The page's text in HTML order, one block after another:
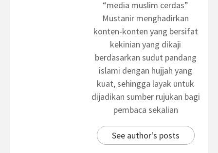
“media muslim cerdas”
Mustanir menghadirkan
konten-konten yang bersifat
kekinian yang dikaji
berdasarkan sudut pandang
islami dengan hujjah yang
kuat, sehingga layak untuk
dijadikan sumber rujukan bagi
pembaca sekalian
See author's posts